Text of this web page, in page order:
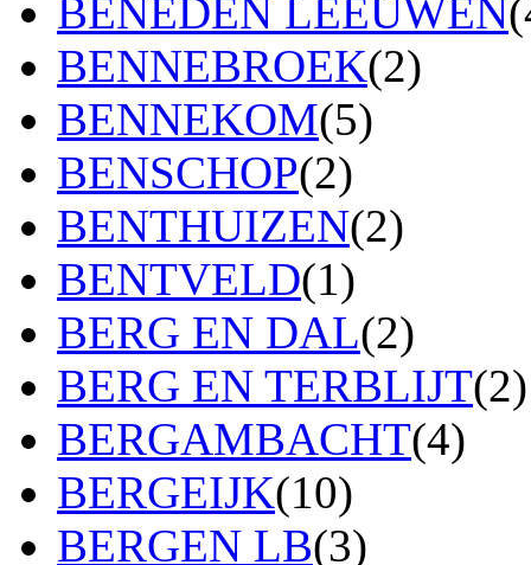
BENEDEN LEEUWEN
BENNEBROEK(2)
BENNEKOM(5)
BENSCHOP(2)
BENTHUIZEN(2)
BENTVELD(1)
BERG EN DAL(2)
BERG EN TERBLIJT(2)
BERGAMBACHT(4)
BERGEIJK(10)
BERGEN LB(3)